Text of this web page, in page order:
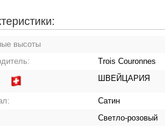
высоты
Trois Couronnes
ШВЕЙЦАРИЯ
Сатин
Светло-розовый